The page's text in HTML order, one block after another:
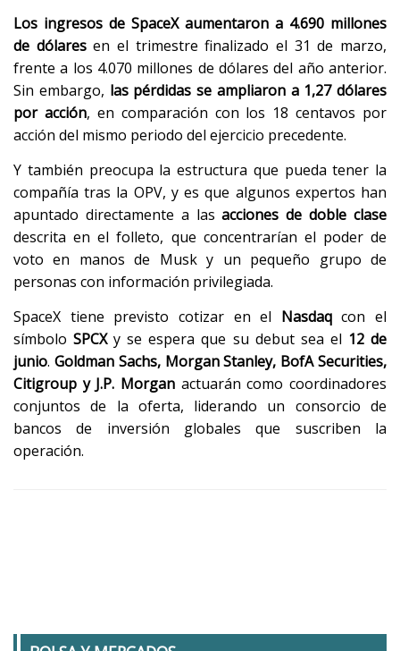
Los ingresos de SpaceX aumentaron a 4.690 millones
de dólaresen el trimestre finalizado el 31 de marzo,
frente a los 4.070 millones de dólares del año anterior.
Sin embargo, las pérdidas se ampliaron a 1,27 dólares
por acción, en comparación con los 18 centavos por
acción del mismo periodo del ejercicio precedente.
Y también preocupa la estructura que pueda tener la
compañía tras la OPV, y es que algunos expertos han
apuntado directamente a lasacciones de doble clase
descrita en el folleto, que concentrarían el poder de
voto en manos de Musk y un pequeño grupo de
personas con información privilegiada.
SpaceX tiene previsto cotizar en el Nasdaqcon el
símboloSPCXy se espera que su debut sea el 12 de
junio. Goldman Sachs, Morgan Stanley, BofA Securities,
Citigroup y J.P. Morgan actuarán como coordinadores
conjuntos de la oferta, liderando un consorcio de
bancos de inversión globales que suscriben la
operación.